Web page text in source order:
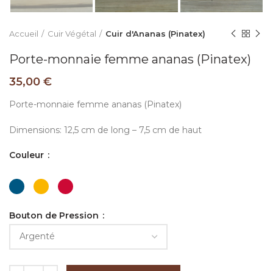
Accueil Cuir Végétal Cuir d'Ananas (Pinatex)
Porte-monnaie femme ananas (Pinatex)
35,00 €
Porte-monnaie femme ananas (Pinatex)
Dimensions: 12,5 cm de long – 7,5 cm de haut
Couleur
Bouton de Pression